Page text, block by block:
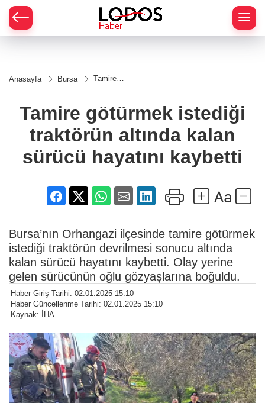
Anasayfa Bursa
Tamire
traktörün
altında
kalan
sürücü
hayatını
kaybetti
Tamire götürmek istediği
traktörün altında kalan
sürücü hayatını kaybetti
Bursa’nın Orhangazi ilçesinde tamire götürmek
istediği traktörün devrilmesi sonucu altında
kalan sürücü hayatını kaybetti. Olay yerine
gelen sürücünün oğlu gözyaşlarına boğuldu.
Haber Giriş Tarihi: 02.01.2025 15:10
Haber Güncellenme Tarihi: 02.01.2025 15:10
Kaynak: İHA